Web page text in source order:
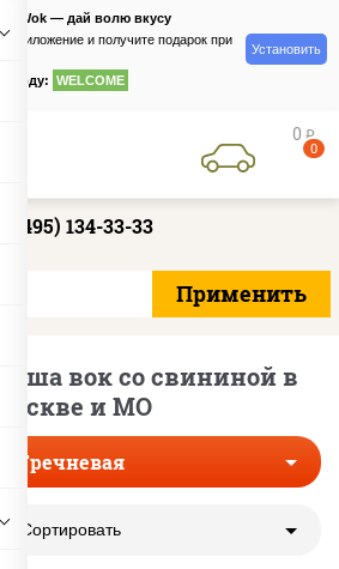
— дай волю вкусу
приложение и получите подарок при
WELCOME
Установить
0 руб
0
+7 (495) 134-33-33
вок со свининой в
Москве и МО
Гречневая
Сортировать